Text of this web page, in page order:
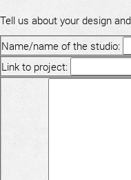
Tell us about your design
Name/name of the studio:
Link to project: